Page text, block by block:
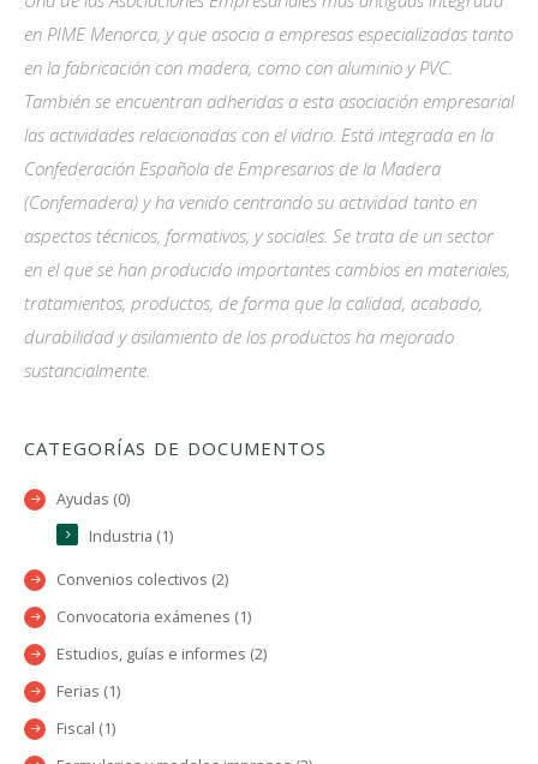
en PIME Menorca, y que asocia a empresas especializadas tanto
en la fabricación con madera, como con aluminio y PVC.
También se encuentran adheridas a esta asociación empresarial
las actividades relacionadas con el vidrio. Está integrada en la
Confederación Española de Empresarios de la Madera
(Confemadera) y ha venido centrando su actividad tanto en
aspectos técnicos, formativos, y sociales. Se trata de un sector
en el que se han producido importantes cambios en materiales,
tratamientos, productos, de forma que la calidad, acabado,
durabilidad y asilamiento de los productos ha mejorado
sustancialmente.
CATEGORÍAS DE DOCUMENTOS
Ayudas (0)
Industria (1)
Convenios colectivos (2)
Convocatoria exámenes (1)
Estudios, guías e informes (2)
Ferias (1)
Fiscal (1)